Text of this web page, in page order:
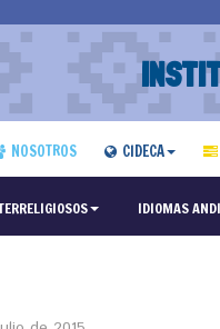
NOSOTROS CIDECA
IDIOMAS